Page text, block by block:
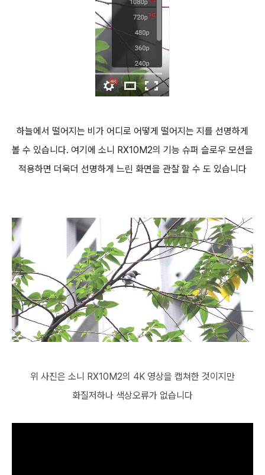
하늘에서 떨어지는 비가 어디로 어떻게 떨어지는 지를 선명하게
볼 수 있습니다. 여기에 소니 RX10M2의 기능 슈퍼 슬로우 모션을
적용하면 더욱더 선명하게 느린 화면을 관찰 할 수 도 있습니다
위 사진은 소니 RX10M2의 4K 영상을 캡쳐한 것이지만
화질저하나 색상오류가 없습니다